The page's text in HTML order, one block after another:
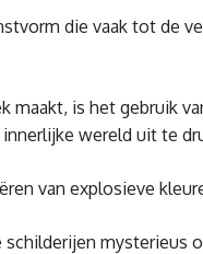
die vaak tot de
maakt, is het gebruik
wereld uit te
van explosieve
mysterieus